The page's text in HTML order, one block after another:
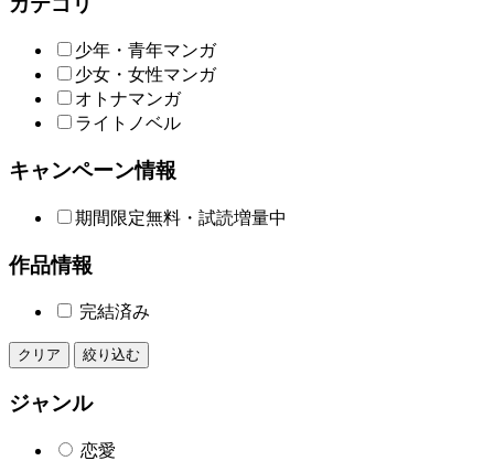
少年・青年マンガ
少女・女性マンガ
オトナマンガ
ライトノベル
キャンペーン情報
期間限定無料・試読増量中
作品情報
完結済み
クリア 絞り込む
ジャンル
恋愛